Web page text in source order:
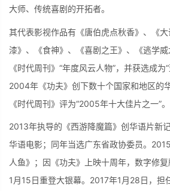
大师、传统喜剧的开拓者。
其代表影视作品有《唐伯虎点秋香》、《
漆》、《食神》、《喜剧之王》、《逃学
《时代周刊》“年度风云人物”，并获选成为
2004年《功夫》创下数十个国家和地区的
《时代周刊》评为“2005年十大佳片之一”。
2013年执导的《西游降魔篇》创华语片新
华语电影；同年当选广东省政协委员。
人鱼》；因《功夫》上映十周年，数字修
1月15日重登大银幕。2017年1月28日，担